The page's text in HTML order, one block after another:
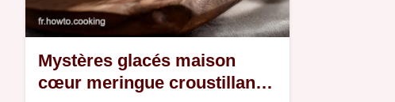
Mystères glacés maison
cœur meringue croustillant